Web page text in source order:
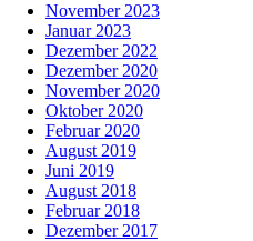
November 2023
Januar 2023
Dezember 2022
Dezember 2020
November 2020
Oktober 2020
Februar 2020
August 2019
Juni 2019
August 2018
Februar 2018
Dezember 2017